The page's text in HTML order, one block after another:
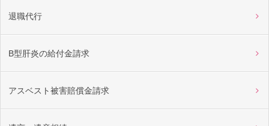
退職代行
B型肝炎の給付金請求
アスベスト被害賠償金請求